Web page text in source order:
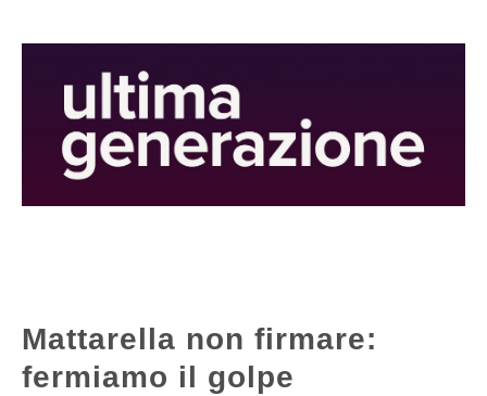
Mattarella non firmare:
fermiamo il golpe